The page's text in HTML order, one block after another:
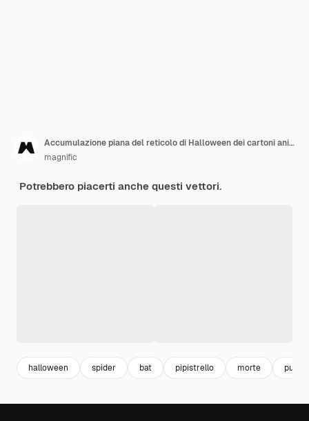
Accumulazione piana del reticolo di Halloween dei cartoni animati svegli
magnific
Potrebbero piacerti anche questi vettori.
halloween spider bat pipistrello morte